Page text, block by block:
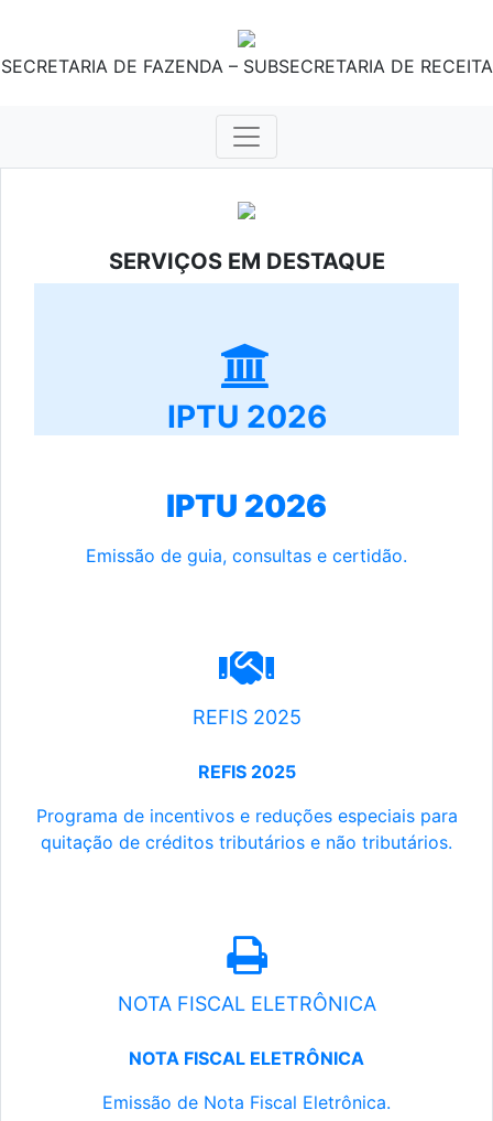
SECRETARIA DE FAZENDA – SUBSECRETARIA DE RECEITA
SERVIÇOS EM DESTAQUE
IPTU 2026
IPTU 2026
Emissão de guia, consultas e certidão.
REFIS 2025
REFIS 2025
Programa de incentivos e reduções especiais para
quitação de créditos tributários e não tributários.
NOTA FISCAL ELETRÔNICA
NOTA FISCAL ELETRÔNICA
Emissão de Nota Fiscal Eletrônica.